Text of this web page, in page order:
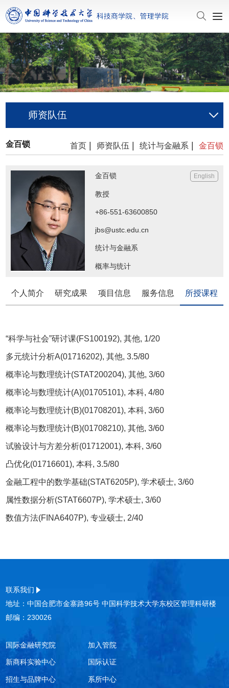
师资队伍
金百锁 首页 师资队伍 统计与金融系 金百锁
金百锁
教授
+86-551-63600850
jbs@ustc.edu.cn
统计与金融系
概率与统计
English
个人简介 研究成果 项目信息 服务信息 所授课程
“科学与社会”研讨课(FS100192), 其他, 1/20
多元统计分析A(01716202), 其他, 3.5/80
概率论与数理统计(STAT200204), 其他, 3/60
概率论与数理统计(A)(01705101), 本科, 4/80
概率论与数理统计(B)(01708201), 本科, 3/60
概率论与数理统计(B)(01708210), 其他, 3/60
试验设计与方差分析(01712001), 本科, 3/60
凸优化(01716601), 本科, 3.5/80
金融工程中的数学基础(STAT6205P), 学术硕士, 3/60
属性数据分析(STAT6607P), 学术硕士, 3/60
数值方法(FINA6407P), 专业硕士, 2/40
联系我们
地址：中国合肥市金寨路96号 中国科学技术大学东校区管理科研楼
邮编：230026
国际金融研究院
新商科实验中心
招生与品牌中心
加入管院
国际认证
系所中心